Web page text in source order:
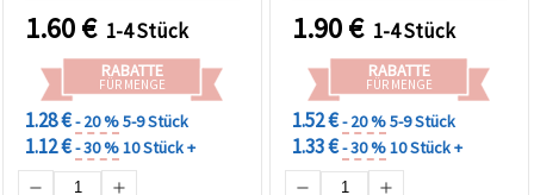
Adventsgestecke
Bastelbedarf
1.60€ 1-4 Stück
RABATTE
FÜR MENGE
1.28 €- 20 %5-9 Stück
1.12 €- 30 %10 Stück +
Adventsgestecke
1.90€ 1-4 Stück
RABATTE
FÜR MENGE
1.52 €- 20 %5-9 Stück
1.33 €- 30 %10 Stück +